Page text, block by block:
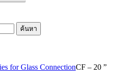
ค้นหา
for Glass ConnectionCF – 20 ”